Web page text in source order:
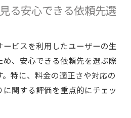
る安心できる依頼先選
ビスを利用したユーザーの生
、安心できる依頼先を選ぶ際
特に、料金の適正さや対応の
関する評価を重点的にチェッ